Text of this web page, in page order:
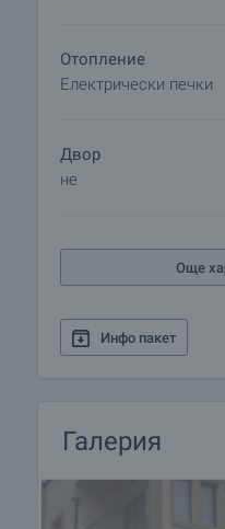
Отопление
Електрически печки
Двор
не
Още
Инфо пакет
Галерия